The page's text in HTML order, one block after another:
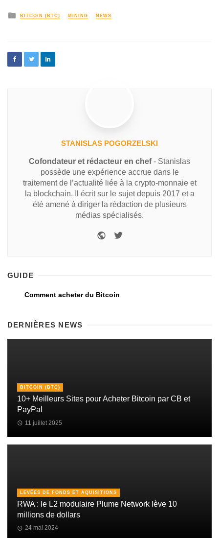
BITCOIN (BTC) MINING NEWS
STANISLAS POGORZELSKI
Cofondateur et rédacteur en chef- Stanislas
possède une expérience accrue dans le
traitement de l’actualité liée à la crypto-monnaie et
la blockchain. Il écrit sur le sujet depuis 2017 et a
été amené à diriger la rédaction de plusieurs
médias spécialisés.
GUIDE
Comment acheter du Bitcoin
DERNIÈRES NEWS
BITCOIN (BTC)
10+ Meilleurs Sites pour Acheter Bitcoin par CB et
PayPal
11 juillet 2025
LEVÉES DE FONDS ET AQUISITIONS
RWA : le L2 modulaire Plume Network lève 10
millions de dollars
24 mai 2024